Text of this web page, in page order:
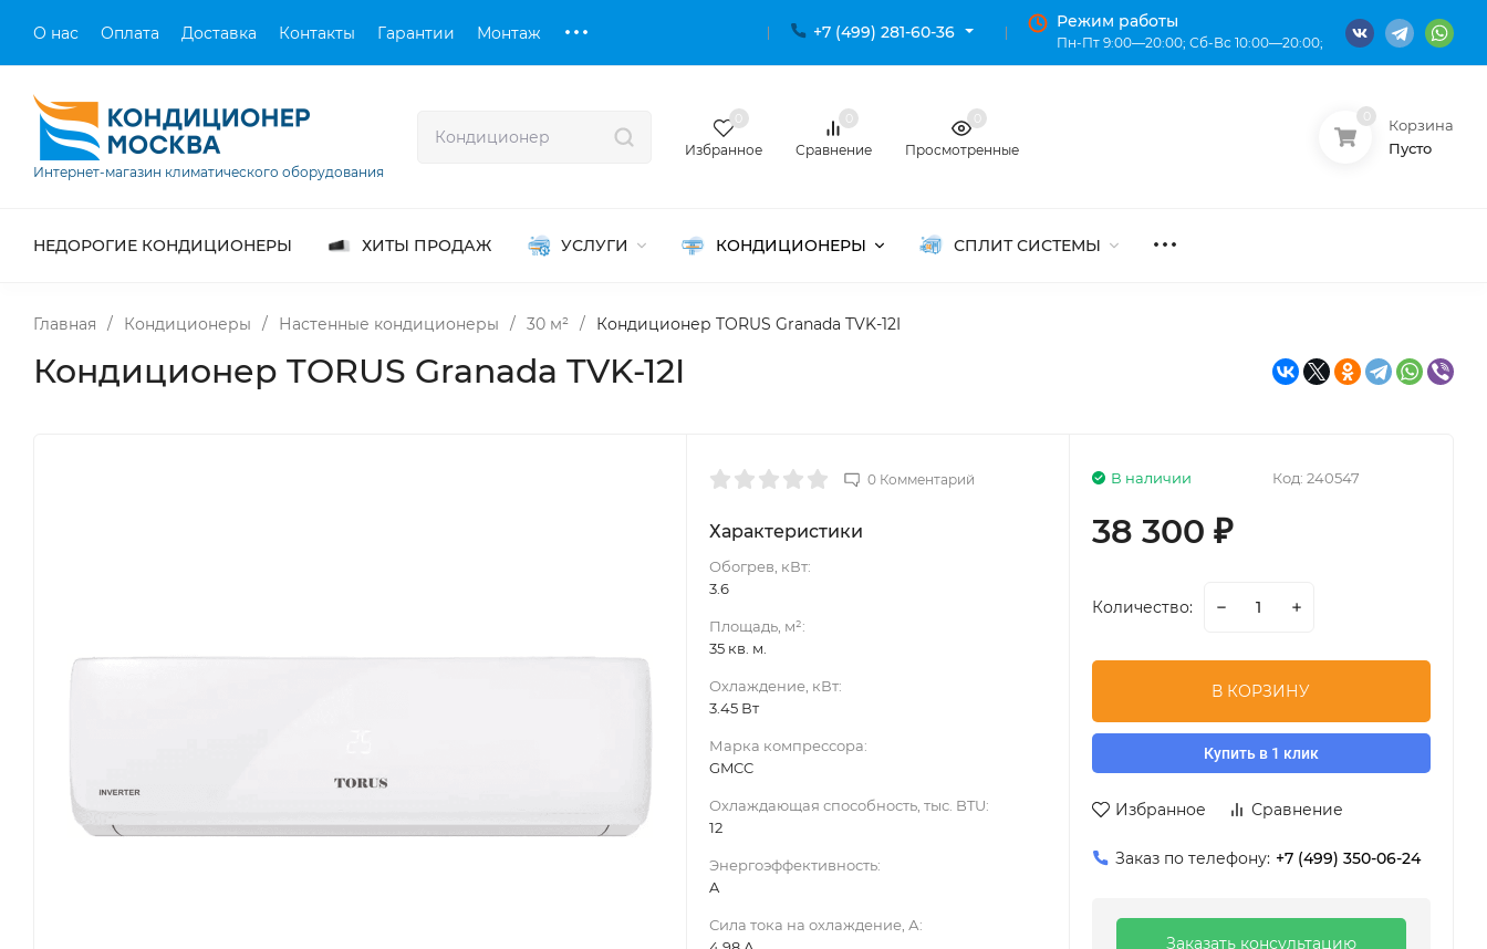
О нас Оплата Доставка Контакты Гарантии Монтаж +7 (499) 281-60-36
Режим работы
Пн-Пт 9:00—20:00; Сб-Вс 10:00—20:00;
Интернет-магазин климатического оборудования
Избранное Сравнение Просмотренные
Корзина
Пусто
НЕДОРОГИЕ КОНДИЦИОНЕРЫ ХИТЫ ПРОДАЖ УСЛУГИ КОНДИЦИОНЕРЫ СПЛИТ СИСТЕМЫ
Главная / Кондиционеры / Настенные кондиционеры / 30 м² / Кондиционер TORUS Granada TVK-12I
Кондиционер TORUS Granada TVK-12I
0 Комментарий
Характеристики
Обогрев, кВт:
3.6
Площадь, м²:
35 кв. м.
Охлаждение, кВт:
3.45 Вт
Марка компрессора:
GMCC
Охлаждающая способность, тыс. BTU:
12
Энергоэффективность:
A
Сила тока на охлаждение, А:
Код: 240547
В наличии
38 300 ₽
Количество:
В КОРЗИНУ
Купить в 1 клик
Избранное Сравнение
Заказ по телефону: +7 (499) 350-06-24
Заказать консультацию